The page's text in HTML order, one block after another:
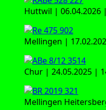
Huttwil | 06.04.2026
Mellingen |
Chur | 24.05.2025 |
Mellingen